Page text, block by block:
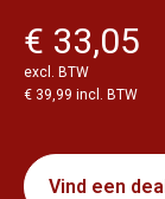
€ 33,05
excl. BTW
€ 39,99 incl. BTW
Vind een